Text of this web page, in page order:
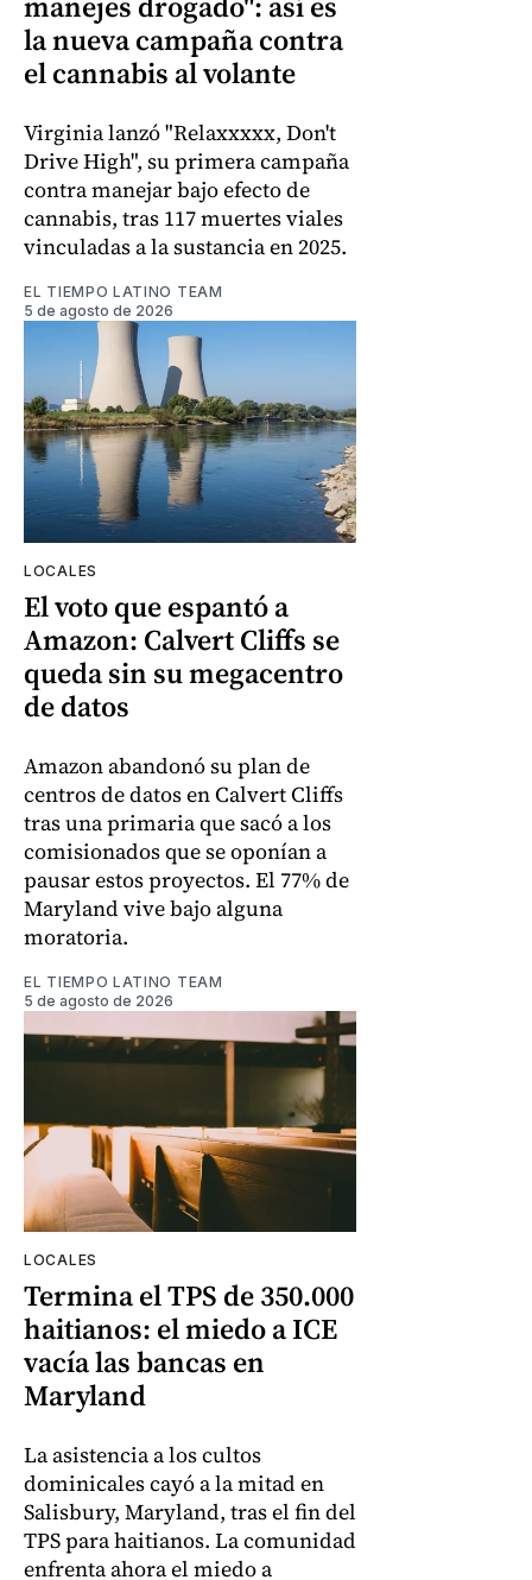
la nueva campaña contra
el cannabis al volante
Virginia lanzó "Relaxxxxx, Don't
Drive High", su primera campaña
contra manejar bajo efecto de
cannabis, tras 117 muertes viales
vinculadas a la sustancia en 2025.
EL TIEMPO LATINO TEAM
5 de agosto de 2026
LOCALES
El voto que espantó a
Amazon: Calvert Cliffs se
queda sin su megacentro
de datos
Amazon abandonó su plan de
centros de datos en Calvert Cliffs
tras una primaria que sacó a los
comisionados que se oponían a
pausar estos proyectos. El 77% de
Maryland vive bajo alguna
moratoria.
EL TIEMPO LATINO TEAM
5 de agosto de 2026
LOCALES
Termina el TPS de 350.000
haitianos: el miedo a ICE
vacía las bancas en
Maryland
La asistencia a los cultos
dominicales cayó a la mitad en
Salisbury, Maryland, tras el fin del
TPS para haitianos. La comunidad
enfrenta ahora el miedo a